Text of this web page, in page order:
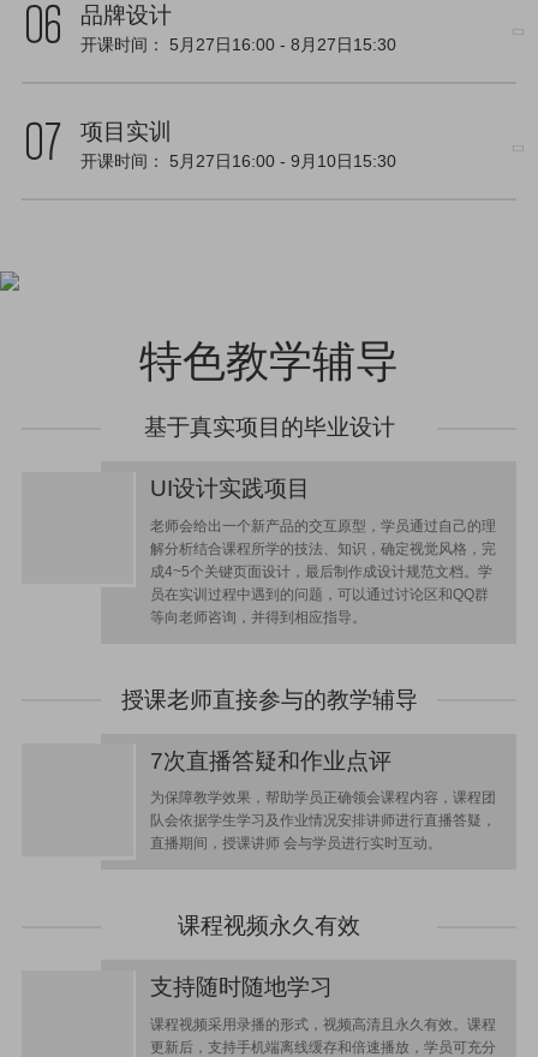
品牌设计
开课时间： 5月27日16:00- 8月27日15:30
项目实训
开课时间： 5月27日16:00- 9月10日15:30
特色教学辅导
基于真实项目的毕业设计
UI设计实践项目
老师会给出一个新产品的交互原型，学员通过自己的理
解分析结合课程所学的技法、知识，确定视觉风格，完
成4~5个关键页面设计，最后制作成设计规范文档。学
员在实训过程中遇到的问题，可以通过讨论区和QQ群
等向老师咨询，并得到相应指导。
授课老师直接参与的教学辅导
7次直播答疑和作业点评
为保障教学效果，帮助学员正确领会课程内容，课程团
队会依据学生学习及作业情况安排讲师进行直播答疑，
直播期间，授课讲师 会与学员进行实时互动。
课程视频永久有效
支持随时随地学习
课程视频采用录播的形式，视频高清且永久有效。课程
更新后，支持手机端离线缓存和倍速播放，学员可充分